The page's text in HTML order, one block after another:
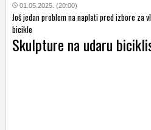
01.05.2025. (20:00)
Još jedan problem na naplati pred izbore za
bicikle
Skulpture na udaru